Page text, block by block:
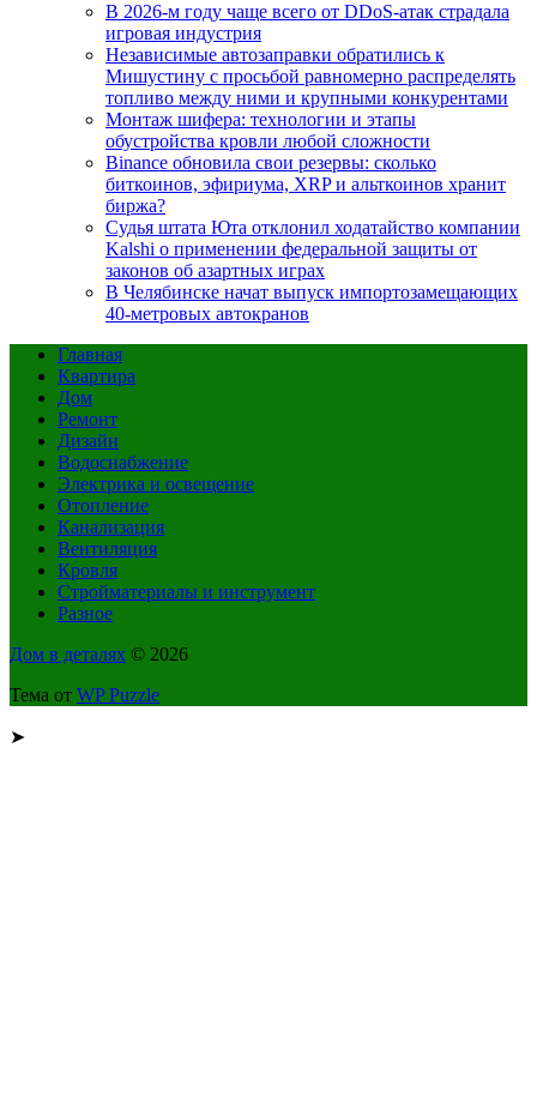
В 2026-м году чаще всего от DDoS-атак страдала
игровая индустрия
Независимые автозаправки обратились к
Мишустину с просьбой равномерно распределять
топливо между ними и крупными конкурентами
Монтаж шифера: технологии и этапы
обустройства кровли любой сложности
Binance обновила свои резервы: сколько
биткоинов, эфириума, XRP и альткоинов хранит
биржа?
Судья штата Юта отклонил ходатайство компании
Kalshi о применении федеральной защиты от
законов об азартных играх
В Челябинске начат выпуск импортозамещающих
40-метровых автокранов
Главная
Квартира
Дом
Ремонт
Дизайн
Водоснабжение
Электрика и освещение
Отопление
Канализация
Вентиляция
Кровля
Стройматериалы и инструмент
Разное
Дом в деталях © 2026
Тема от WP Puzzle
➤